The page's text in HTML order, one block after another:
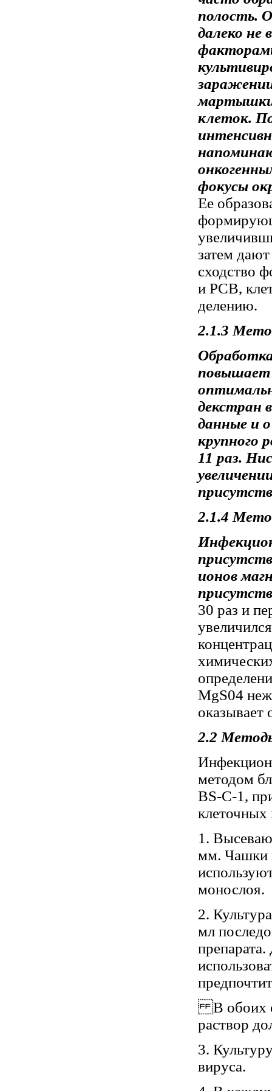
полость.
далеко не
мартышки
клеток.
фокусы
Ее
затем
сходство
и РСВ,
делению.
2.1.3
повышает
декстран
данные и
крупного
11 раз.
2.1.4
ионов
30 раз и
MgS04
оказывает
2.2
методом
BS-C-1,
клеточных
1.
мм. Чашки
монослоя.
2.
мл
В обоих
раствор
3.
вируса.